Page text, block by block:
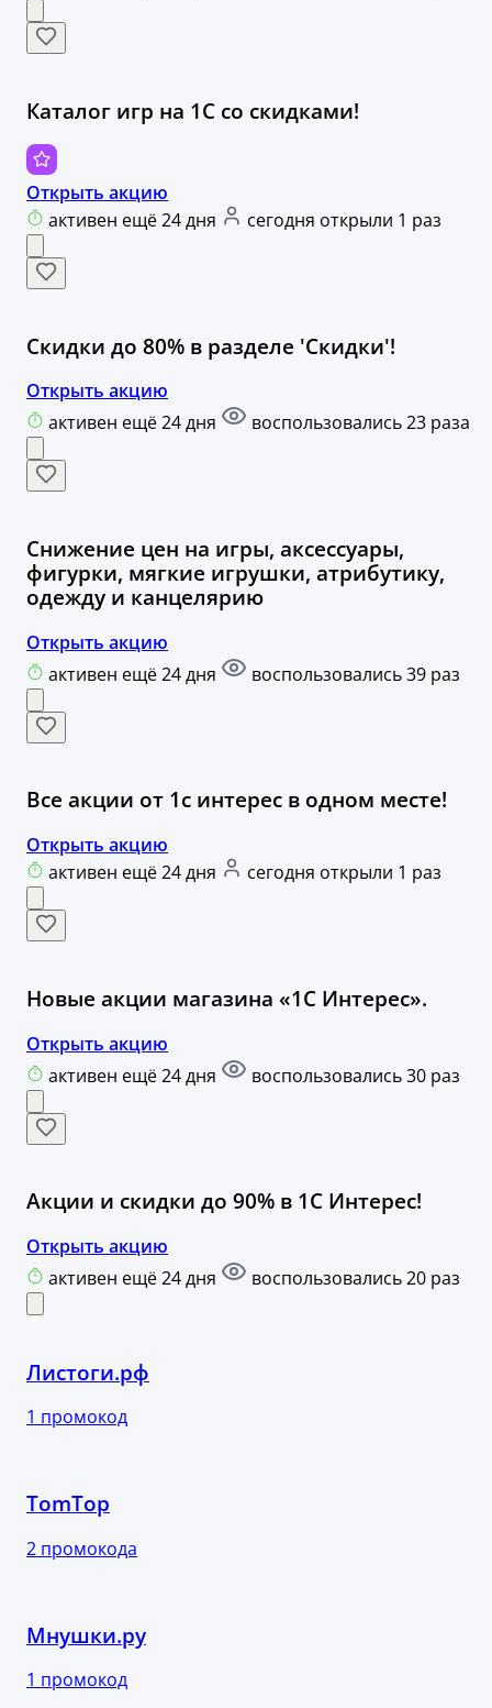
Каталог игр на 1С со скидками!
Открыть акцию
активен ещё 24 дня
сегодня открыли 1 раз
Скидки до 80% в разделе 'Скидки'!
Открыть акцию
активен ещё 24 дня
воспользовались 23 раза
Снижение цен на игры, аксессуары,
фигурки, мягкие игрушки, атрибутику,
одежду и канцелярию
Открыть акцию
активен ещё 24 дня
воспользовались 39 раз
Все акции от 1с интерес в одном месте!
Открыть акцию
активен ещё 24 дня
сегодня открыли 1 раз
Новые акции магазина «1С Интерес».
Открыть акцию
активен ещё 24 дня
воспользовались 30 раз
Акции и скидки до 90% в 1С Интерес!
Открыть акцию
активен ещё 24 дня
воспользовались 20 раз
Листоги.рф
1 промокод
TomTop
2 промокода
Мнушки.ру
1 промокод